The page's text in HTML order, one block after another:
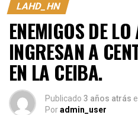
LAHD_HN
ENEMIGOS DE LO
INGRESAN A
EN LA CEIBA.
Publicado 3 años atrás el
Poradmin_user